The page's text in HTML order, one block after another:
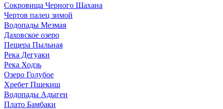
Сокровища Черного Шахана
Чертов палец зимой
Водопады Мезмая
Даховское озеро
Пещера Пыльная
Река Дегуаки
Река Ходзь
Озеро Голубое
Хребет Пшекиш
Водопады Адыгеи
Плато Бамбаки